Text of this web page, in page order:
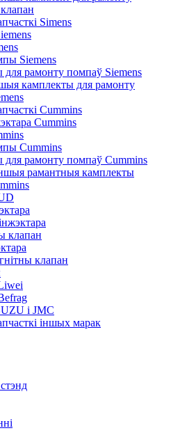
Simens
Siemens
рамонту помпаў Siemens
камплекты для рамонту
Cummins
Cummins
Cummins
для рамонту помпаў Cummins
рамантныя камплекты
клапан
клапан
і JMC
іншых марак